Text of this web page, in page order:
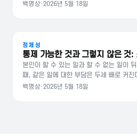
식이다. 둘은 비슷해 보이지만 결이 꽤 다
백명상· 2026년 5월 18일
정체성
통제 가능한 것과 그렇지 않은 것:
본인이 할 수 있는 일과 할 수 없는 일이
때, 같은 일에 대한 부담은 두세 배로 커
는 그 두 가지를 가르는 한 줄의 구분을 권
백명상· 2026년 5월 18일